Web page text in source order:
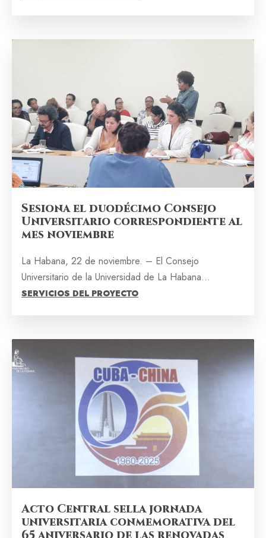
Sesiona el duodécimo Consejo
Universitario correspondiente al
mes noviembre
La Habana, 22 de noviembre. – El Consejo
Universitario de la Universidad de La Habana...
SERVICIOS DEL PROYECTO
Acto Central sella jornada
universitaria conmemorativa del